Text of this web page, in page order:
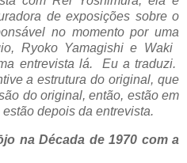
de exposições sobre o
no momento por uma
Ryoko Yamagishi e Waki
entrevista lá. Eu a traduzi.
a estrutura do original, que
do original, então, estão em
depois da entrevista.
na Década de 1970 com a